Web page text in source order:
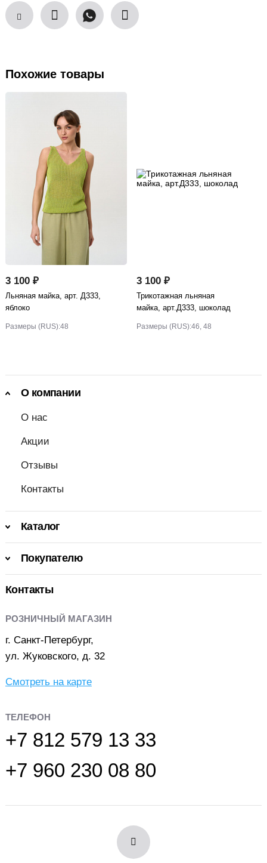
Похожие товары
3 100 ₽
Льняная майка, арт. Д333,
яблоко
Размеры (RUS):48
3 100 ₽
Трикотажная льняная
майка, арт.Д333, шоколад
Размеры (RUS):46, 48
О компании
О нас
Акции
Отзывы
Контакты
Каталог
Покупателю
Контакты
РОЗНИЧНЫЙ МАГАЗИН
г. Санкт-Петербург,
ул. Жуковского, д. 32
Смотреть на карте
ТЕЛЕФОН
+7 812 579 13 33
+7 960 230 08 80